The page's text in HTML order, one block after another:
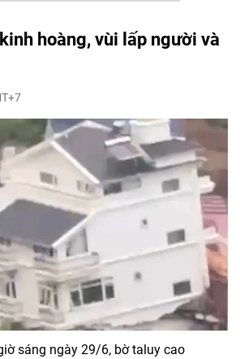
hoàng, vùi lấp người và
sáng ngày 29/6, bờ taluy cao